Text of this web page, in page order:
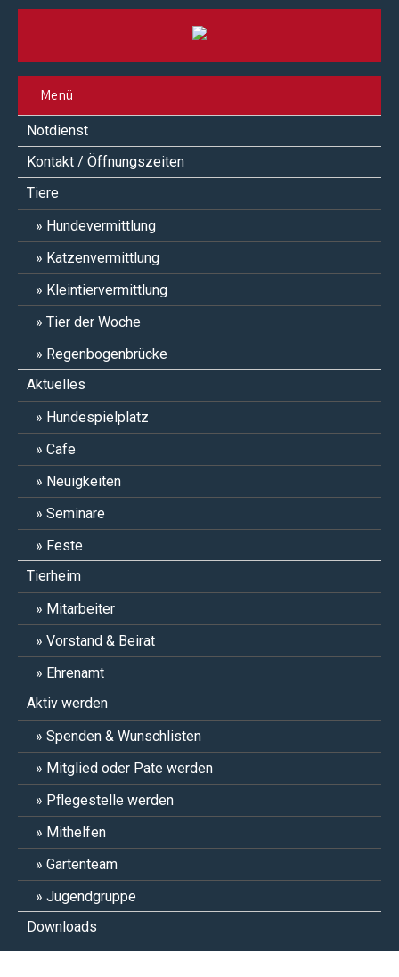
Menü
Notdienst
Kontakt / Öffnungszeiten
Tiere
Hundevermittlung
Katzenvermittlung
Kleintiervermittlung
Tier der Woche
Regenbogenbrücke
Aktuelles
Hundespielplatz
Cafe
Neuigkeiten
Seminare
Feste
Tierheim
Mitarbeiter
Vorstand & Beirat
Ehrenamt
Aktiv werden
Spenden & Wunschlisten
Mitglied oder Pate werden
Pflegestelle werden
Mithelfen
Gartenteam
Jugendgruppe
Downloads